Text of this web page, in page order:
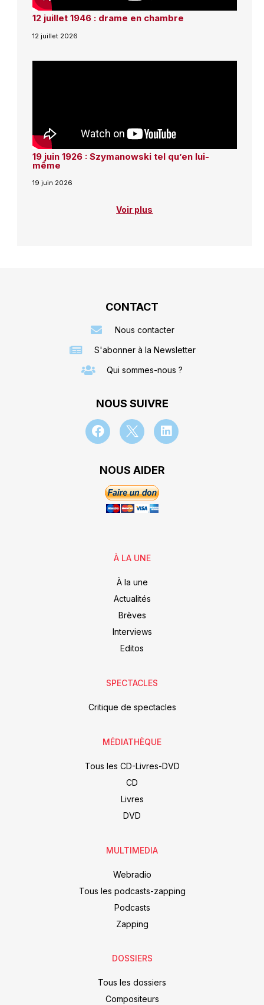
12 juillet 1946 : drame en chambre
12 juillet 2026
19 juin 1926 : Szymanowski tel qu’en lui-
même
19 juin 2026
Voir plus
CONTACT
Nous contacter
S'abonner à la Newsletter
Qui sommes-nous ?
NOUS SUIVRE
NOUS AIDER
À LA UNE
À la une
Actualités
Brèves
Interviews
Editos
SPECTACLES
Critique de spectacles
MÉDIATHÈQUE
Tous les CD-Livres-DVD
CD
Livres
DVD
MULTIMEDIA
Webradio
Tous les podcasts-zapping
Podcasts
Zapping
DOSSIERS
Tous les dossiers
Compositeurs